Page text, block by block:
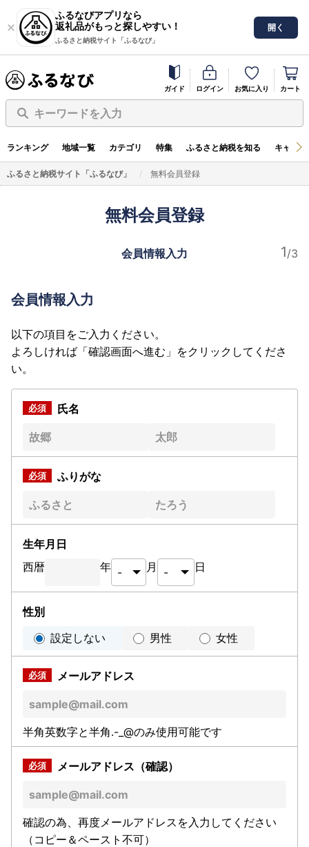
ふるなびアプリなら
返礼品がもっと探しやすい！
ふるさと納税サイト「ふるなび」
開く
ガイド ログイン お気に入り カート
キーワードを入力
ランキング 地域一覧 カテゴリ 特集 ふるさと納税を知る キャン
ふるさと納税サイト「ふるなび」 無料会員登録
無料会員登録
会員情報入力
会員情報入力
以下の項目をご入力ください。
よろしければ「確認画面へ進む」をクリックしてくださ
い。
氏名
ふりがな
生年月日
西暦
年 月 日
性別
設定しない
男性 女性
メールアドレス
半角英数字と半角.-_@のみ使用可能です
メールアドレス（確認）
確認の為、再度メールアドレスを入力してください
（コピー＆ペースト不可）